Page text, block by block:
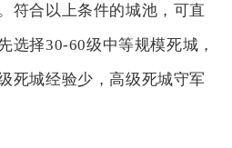
符合以上条件的城池，可直
选择30-60级中等规模死城，
死城经验少，高级死城守军